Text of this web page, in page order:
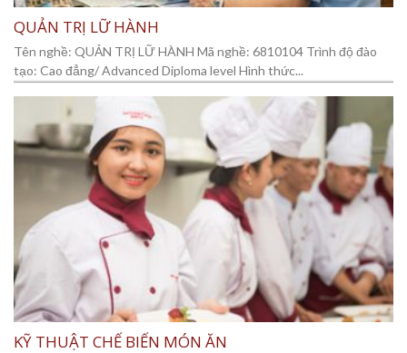
QUẢN TRỊ LỮ HÀNH
Tên nghề: QUẢN TRỊ LỮ HÀNH Mã nghề: 6810104 Trình độ đào
tạo: Cao đẳng/ Advanced Diploma level Hình thức...
KỸ THUẬT CHẾ BIẾN MÓN ĂN